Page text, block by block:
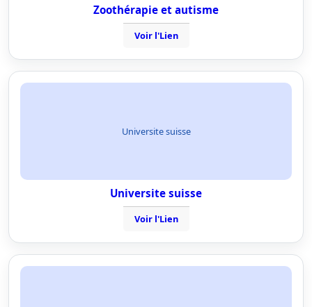
Zoothérapie et autisme
Voir l'Lien
Universite suisse
Universite suisse
Voir l'Lien